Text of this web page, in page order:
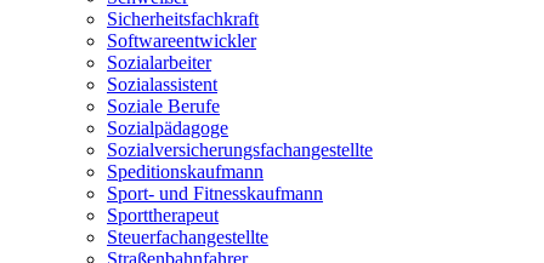
Sicherheitsfachkraft
Softwareentwickler
Sozialarbeiter
Sozialassistent
Soziale Berufe
Sozialpädagoge
Sozialversicherungsfachangestellte
Speditionskaufmann
Sport- und Fitnesskaufmann
Sporttherapeut
Steuerfachangestellte
Straßenbahnfahrer